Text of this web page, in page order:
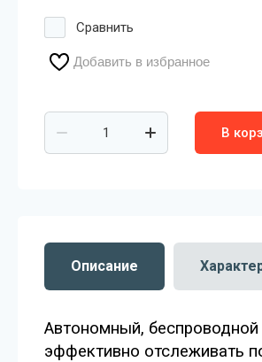
Сравнить
Добавить в избранное
В
Описание
Автономный,
эффективно отслеживать